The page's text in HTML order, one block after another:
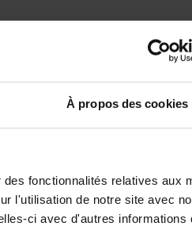
À propos des cookies
fonctionnalités relatives aux
l'utilisation de notre site avec
ci avec d'autres informations
?
être